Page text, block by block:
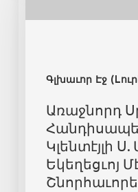
Գլխաւոր Էջ
Առաջնորդ
Կլենտէյլի
Եկեղեցւոյ